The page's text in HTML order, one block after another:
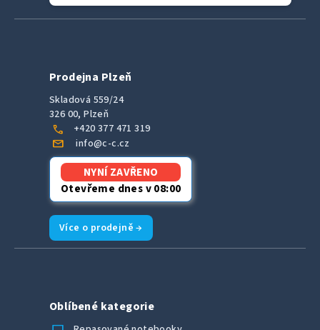
Prodejna Plzeň
Skladová 559/24
326 00, Plzeň
call +420 377 471 319
mail info@c-c.cz
NYNÍ ZAVŘENO
Otevřeme dnes v 08:00
Více o prodejně →
Oblíbené kategorie